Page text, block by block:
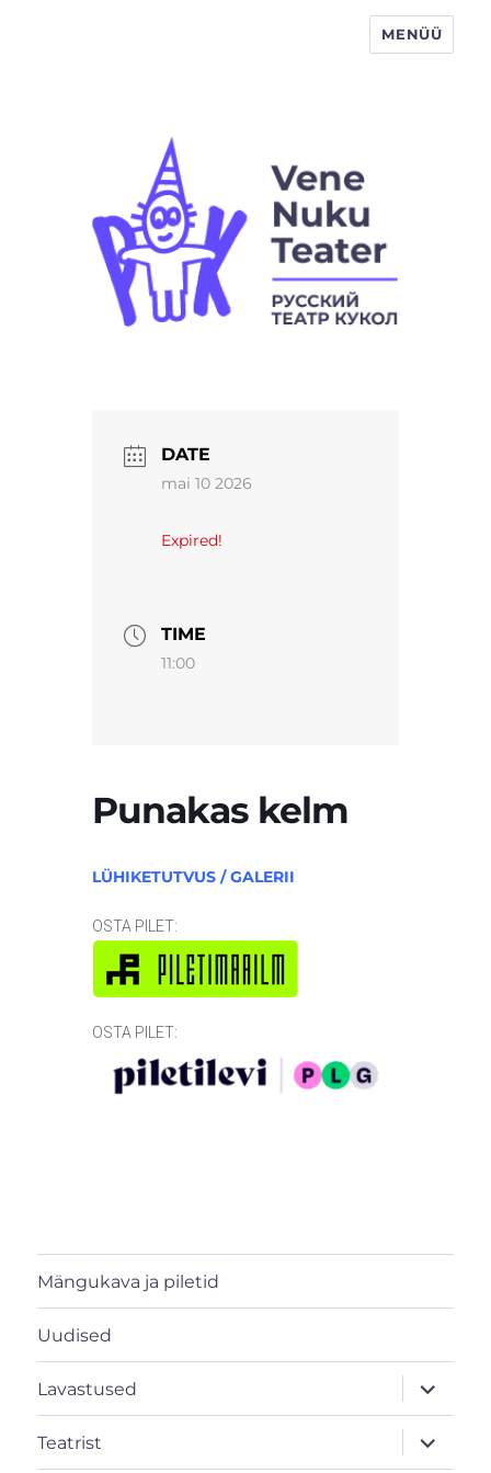
MENÜÜ
DATE
mai 10 2026
Expired!
TIME
11:00
Punakas kelm
LÜHIKETUTVUS / GALERII
OSTA PILET:
OSTA PILET:
Mängukava ja piletid
Uudised
Lavastused
laienda
Teatrist
laienda